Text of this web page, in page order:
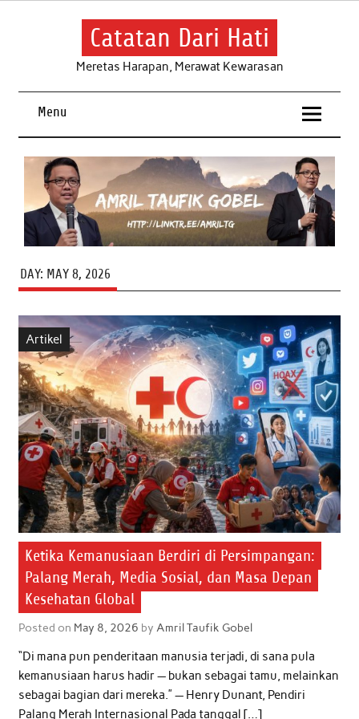
Skip
Catatan Dari Hati
Meretas Harapan, Merawat Kewarasan
Menu
DAY: MAY 8, 2026
Artikel
Ketika Kemanusiaan Berdiri di Persimpangan:
Palang Merah, Media Sosial, dan Masa Depan
Kesehatan Global
Posted on May 8, 2026 by Amril Taufik Gobel
“Di mana pun penderitaan manusia terjadi, di sana pula
kemanusiaan harus hadir — bukan sebagai tamu, melainkan
sebagai bagian dari mereka.” — Henry Dunant, Pendiri
Palang Merah Internasional Pada tanggal […]